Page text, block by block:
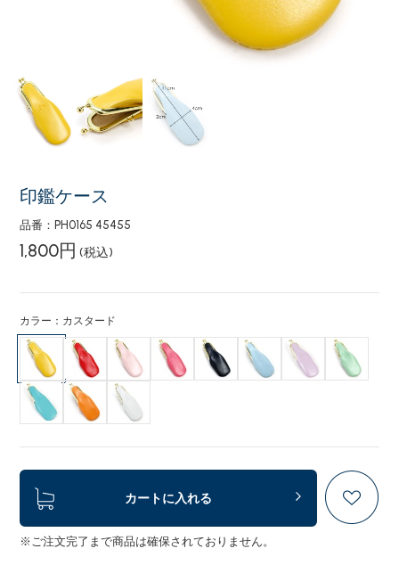
印鑑ケース
品番：PH0165 45455
1,800円 (税込)
カラー：カスタード
カートに入れる
※ご注文完了まで商品は確保されておりません。